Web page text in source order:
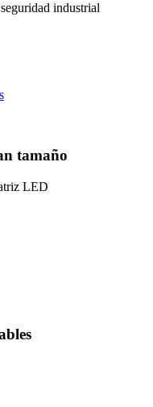
industrial
tamaño
LED